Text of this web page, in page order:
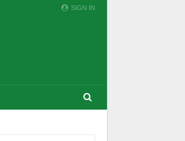
SIGN IN